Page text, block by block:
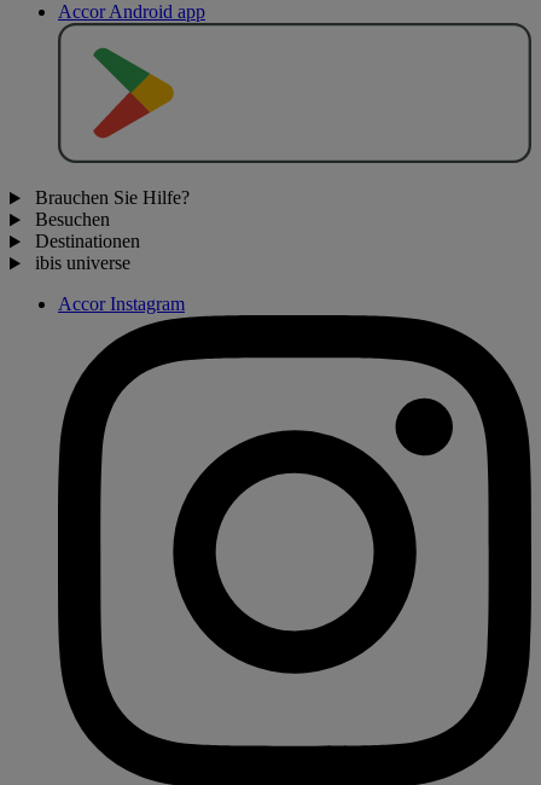
Accor Android app
Brauchen Sie Hilfe?
Besuchen
Destinationen
ibis universe
Accor Instagram